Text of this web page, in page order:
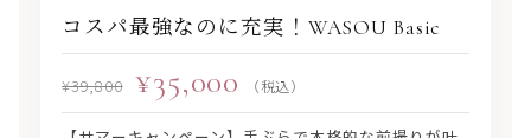
コスパ最強なのに充実！WASOU Basic
¥39,800 ¥35,000 （税込）